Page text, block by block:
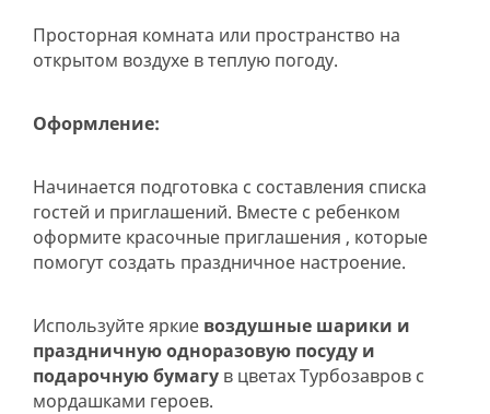
Просторная комната или пространство на
открытом воздухе в теплую погоду.
Оформление:
Начинается подготовка с составления списка
гостей и приглашений. Вместе с ребенком
оформите красочные приглашения , которые
помогут создать праздничное настроение.
Используйте яркие воздушные шарики и
праздничную одноразовую посуду и
подарочную бумагу в цветах Турбозавров с
мордашками героев.